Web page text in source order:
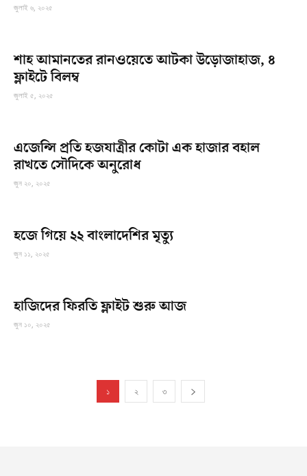
জুলাই ৬, ২০২৫
শাহ আমানতের রানওয়েতে আটকা উড়োজাহাজ, ৪
ফ্লাইটে বিলম্ব
জুলাই ৫, ২০২৫
এজেন্সি প্রতি হজযাত্রীর কোটা এক হাজার বহাল
রাখতে সৌদিকে অনুরোধ
জুন ২০, ২০২৫
হজে গিয়ে ২২ বাংলাদেশির মৃত্যু
জুন ১১, ২০২৫
হাজিদের ফিরতি ফ্লাইট শুরু আজ
জুন ১০, ২০২৫
১ ২ ৩